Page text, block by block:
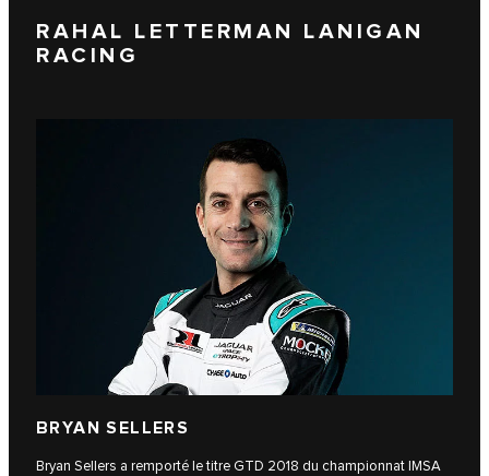
RAHAL LETTERMAN LANIGAN
RACING
BRYAN SELLERS
Bryan Sellers a remporté le titre GTD 2018 du championnat IMSA